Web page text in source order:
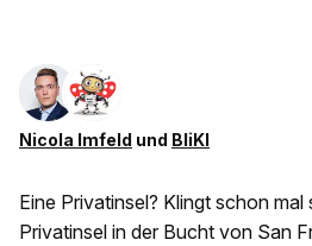
Nicola Imfeld und BliKI
Eine Privatinsel? Klingt schon mal
Privatinsel in der Bucht von San